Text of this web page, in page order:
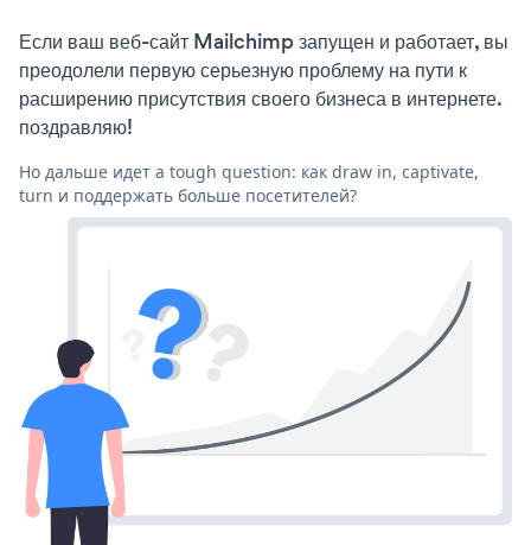
Если ваш веб-сайт Mailchimp запущен и работает, вы
преодолели первую серьезную проблему на пути к
расширению присутствия своего бизнеса в интернете.
поздравляю!
Но дальше идет a tough question: как draw in, captivate,
turn и поддержать больше посетителей?